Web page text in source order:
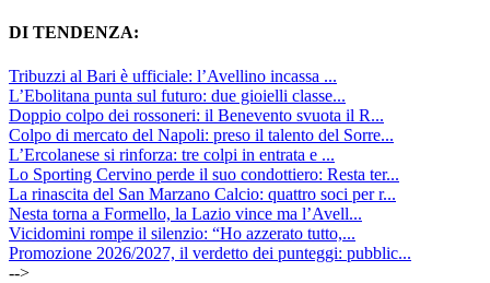
DI TENDENZA:
Tribuzzi al Bari è ufficiale: l’Avellino incassa ...
L’Ebolitana punta sul futuro: due gioielli classe...
Doppio colpo dei rossoneri: il Benevento svuota il R...
Colpo di mercato del Napoli: preso il talento del Sorre...
L’Ercolanese si rinforza: tre colpi in entrata e ...
Lo Sporting Cervino perde il suo condottiero: Resta ter...
La rinascita del San Marzano Calcio: quattro soci per r...
Nesta torna a Formello, la Lazio vince ma l’Avell...
Vicidomini rompe il silenzio: “Ho azzerato tutto,...
Promozione 2026/2027, il verdetto dei punteggi: pubblic...
-->